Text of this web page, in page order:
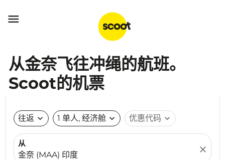

从金奈飞往冲绳的航班。
Scoot的机票
往返 expand_more 1 单人, 经济舱 expand_more 优惠代码 expand_more
从
金奈 (MAA) 印度
close